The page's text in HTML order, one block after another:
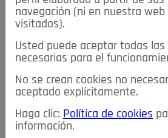
≡NOTICIAS
NOTICIAS SERVICIOS DE
TABLÓN DE ANUNCIOS MIS ANUNCIOS
NOSOTROS
navegación (ni en nuestra
visitados).
Usted puede aceptar todas las
necesarias para el
No se crean cookies no
aceptado explícitamente.
Haga clic: Política de cookies
información.